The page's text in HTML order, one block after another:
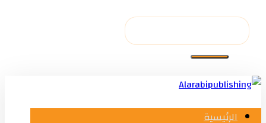
الرئيسية